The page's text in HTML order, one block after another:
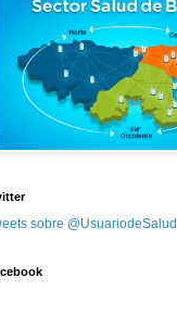
sobre @UsuariodeSalud